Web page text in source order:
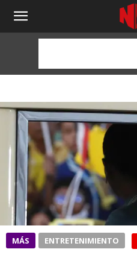
NOTICIAS
HORAS
MÁS ENTRETENIMIENTO